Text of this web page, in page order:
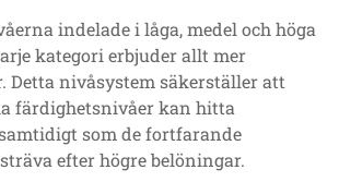
indelade i låga, medel och höga
kategori erbjuder allt mer
Detta nivåsystem säkerställer att
färdighetsnivåer kan hitta
som de fortfarande
efter högre belöningar.